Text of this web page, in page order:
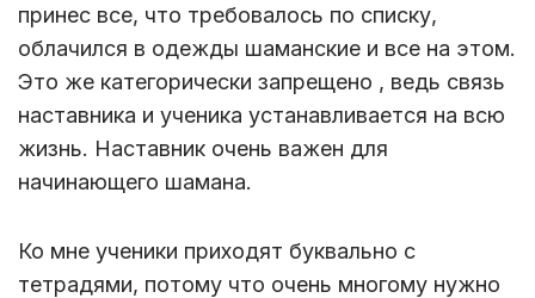
принес все, что требовалось по списку,
облачился в одежды шаманские и все на этом.
Это же категорически запрещено , ведь связь
наставника и ученика устанавливается на всю
жизнь. Наставник очень важен для
начинающего шамана.
Ко мне ученики приходят буквально с
тетрадями, потому что очень многому нужно